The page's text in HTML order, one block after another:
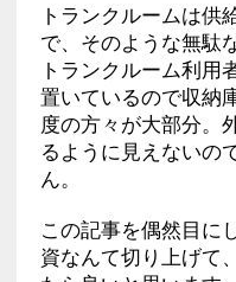
トランクルームは供
で、そのような無駄
トランクルーム利用
置いているので収納
度の方々が大部分。
るように見えないの
ん。
この記事を偶然目に
資なんて切り上げて